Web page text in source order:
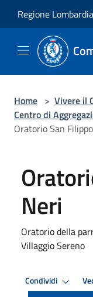
Regione Lombardia
Home > Vivere il
Centro di
Oratorio San
Neri
Oratorio della
Villaggio Sereno
Condividi